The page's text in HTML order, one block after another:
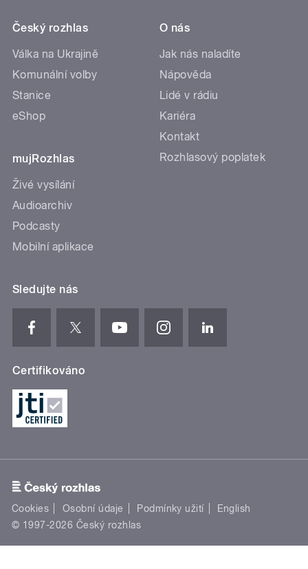
Český rozhlas
Válka na Ukrajině
Komunální volby
Stanice
eShop
mujRozhlas
Živé vysílání
Audioarchiv
Podcasty
Mobilní aplikace
O nás
Jak nás naladíte
Nápověda
Lidé v rádiu
Kariéra
Kontakt
Rozhlasový poplatek
Sledujte nás
Certifikováno
Cookies Osobní údaje Podmínky užití
English
© 1997-2026 Český rozhlas